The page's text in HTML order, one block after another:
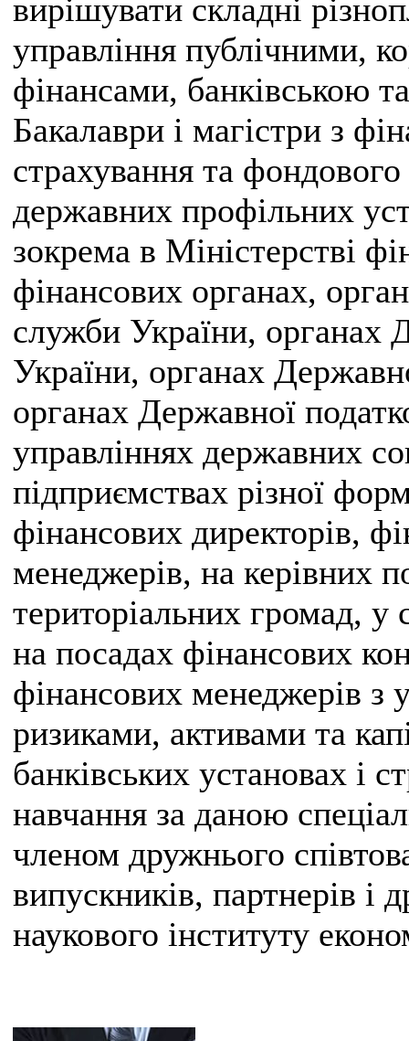
вирішувати складні
управління публічними,
фінансами, банківською
Бакалаври і магістри з
страхування та
державних профільних
зокрема в Міністерстві
фінансових органах,
служби України, органах
України, органах
органах Державної
управліннях державних
підприємствах різної
фінансових директорів,
менеджерів, на керівних
територіальних громад, у
на посадах фінансових
фінансових менеджерів з
ризиками, активами та
банківських установах і
навчання за даною
членом дружнього
випускників, партнерів і
наукового інституту